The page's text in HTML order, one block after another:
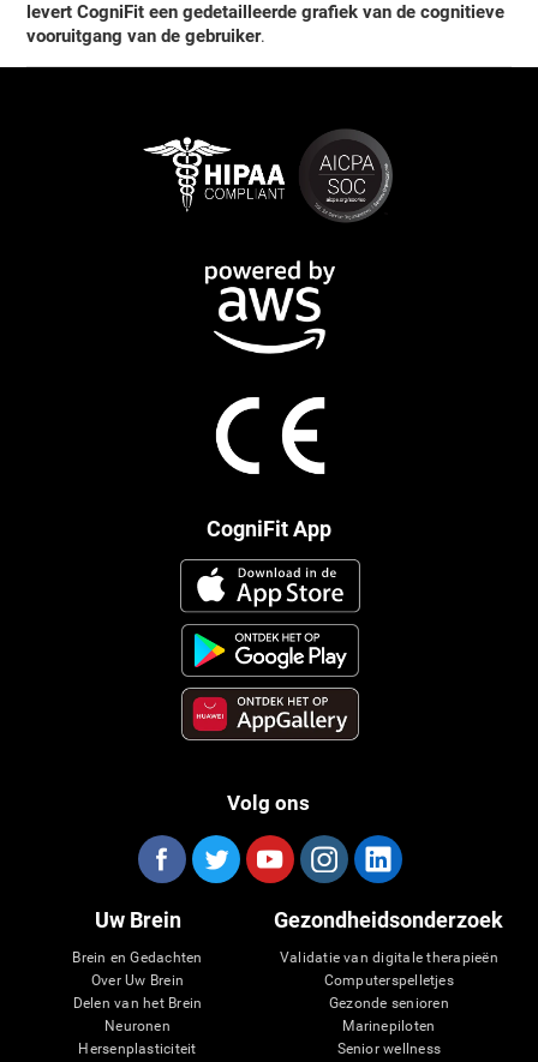
levert CogniFit een gedetailleerde grafiek van de cognitieve
vooruitgang van de gebruiker.
CogniFit App
Volg ons
Uw Brein
Brein en Gedachten
Over Uw Brein
Delen van het Brein
Neuronen
Hersenplasticiteit
Gezondheidsonderzoek
Validatie van digitale therapieën
Computerspelletjes
Gezonde senioren
Marinepiloten
Senior wellness